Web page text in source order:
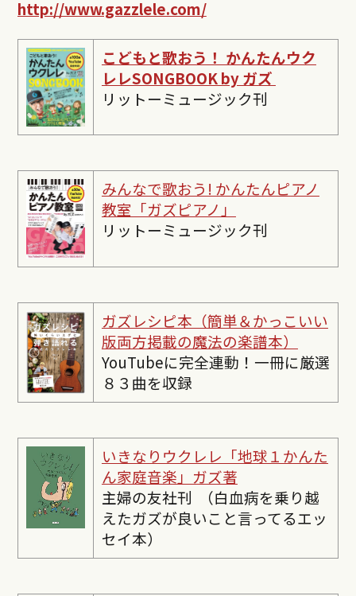
http://www.gazzlele.com/
こどもと歌おう！ かんたんウク
レレSONGBOOK by ガズ
リットーミュージック刊
みんなで歌おう! かんたんピアノ
教室「ガズピアノ」
リットーミュージック刊
ガズレシピ本（簡単＆かっこいい
版両方掲載の魔法の楽譜本）
YouTubeに完全連動！一冊に厳選
８３曲を収録
いきなりウクレレ「地球１かんた
ん家庭音楽」ガズ著
主婦の友社刊 （白血病を乗り越
えたガズが良いこと言ってるエッ
セイ本）